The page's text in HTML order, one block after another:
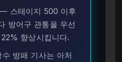
— 스테이지 500 이후
방어구 관통을 우선
향상시킵니다.
방패 기사는 아처